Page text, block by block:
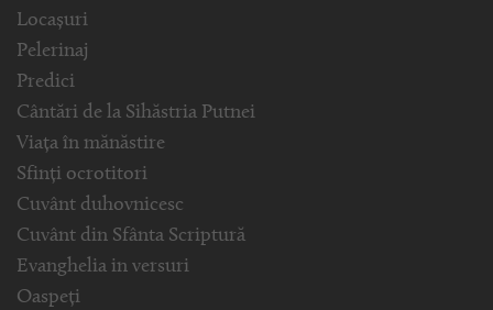
Locașuri
Pelerinaj
Predici
Cântări de la Sihăstria Putnei
Viața în mănăstire
Sfinți ocrotitori
Cuvânt duhovnicesc
Cuvânt din Sfânta Scriptură
Evanghelia in versuri
Oaspeți